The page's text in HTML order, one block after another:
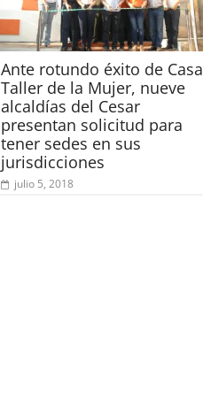
Ante rotundo éxito de Casa
Taller de la Mujer, nueve
alcaldías del Cesar
presentan solicitud para
tener sedes en sus
jurisdicciones
julio 5, 2018